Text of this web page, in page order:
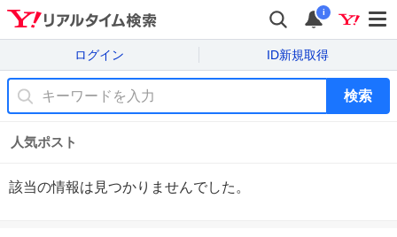
i
ログイン ID新規取得
検索
人気ポスト
該当の情報は見つかりませんでした。